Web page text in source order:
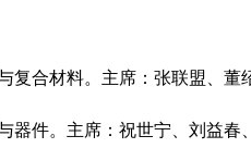
复合材料。主席：张联盟、
器件。主席：祝世宁、刘益春